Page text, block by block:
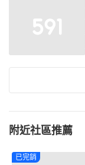
附近社區推薦
已完銷